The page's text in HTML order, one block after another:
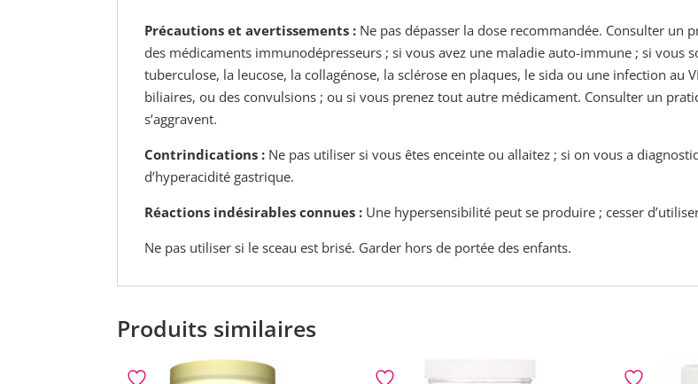
Précautions et avertissements : Ne pas dépasser la dose recommandée. Consulter un
des médicaments immunodépresseurs ; si vous avez une maladie auto-immune ; si vous
tuberculose, la leucose, la collagénose, la sclérose en plaques, le sida ou une infection au
biliaires, ou des convulsions ; ou si vous prenez tout autre médicament. Consulter un
s’aggravent.
Contrindications : Ne pas utiliser si vous êtes enceinte ou allaitez ; si on vous a
d’hyperacidité gastrique.
Réactions indésirables connues : Une hypersensibilité peut se produire ; cesser
Ne pas utiliser si le sceau est brisé. Garder hors de portée des enfants.
Produits similaires